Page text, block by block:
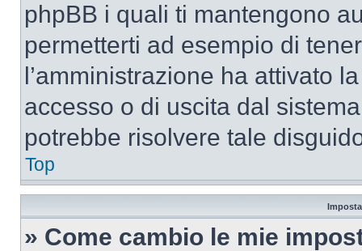
phpBB i quali ti mantengono
permetterti ad esempio di
l’amministrazione ha attivato
accesso o di uscita dal
potrebbe risolvere tale
Top
» Come cambio le mie